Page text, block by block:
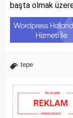
başta olmak
tepe